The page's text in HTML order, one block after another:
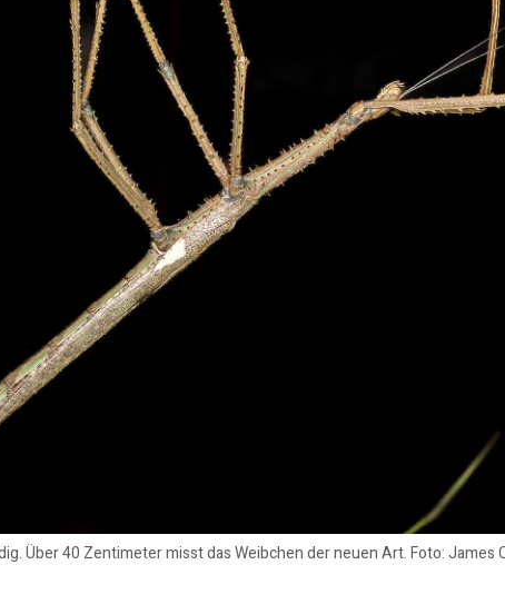
Über 40 Zentimeter misst das Weibchen der neuen Art. Foto: James